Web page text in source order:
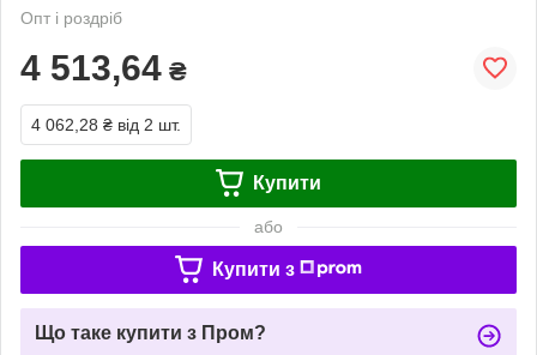
Опт і роздріб
4 513,64 ₴
4 062,28 ₴ від 2 шт.
Купити
або
Купити з
Що таке купити з Пром?